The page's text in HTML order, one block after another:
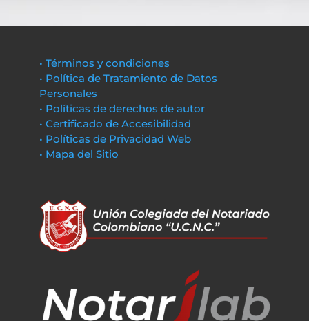
• Términos y condiciones
• Política de Tratamiento de Datos
Personales
• Políticas de derechos de autor
• Certificado de Accesibilidad
• Políticas de Privacidad Web
• Mapa del Sitio